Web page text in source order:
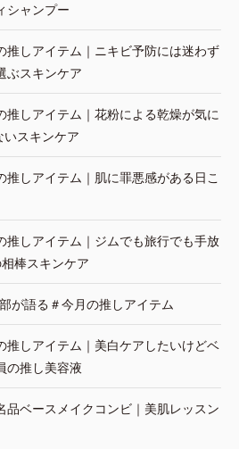
シャンプー
推しアイテム｜ニキビ予防には迷わず
ぶスキンケア
推しアイテム｜花粉による乾燥が気に
スキンケア
推しアイテム｜肌に罪悪感がある日こ
推しアイテム｜ジムでも旅行でも手放
棒スキンケア
が語る＃今月の推しアイテム
推しアイテム｜美白ケアしたいけどベ
の推し美容液
品ベースメイクコンビ｜美肌レッスン